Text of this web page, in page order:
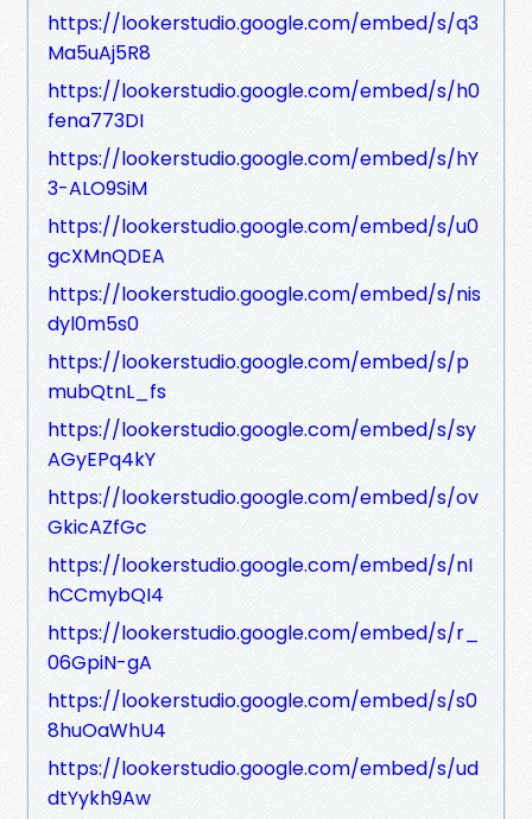
https://lookerstudio.google.com/embed/s/q3
Ma5uAj5R8
https://lookerstudio.google.com/embed/s/h0
fena773DI
https://lookerstudio.google.com/embed/s/hY
3-ALO9SiM
https://lookerstudio.google.com/embed/s/u0
gcXMnQDEA
https://lookerstudio.google.com/embed/s/nis
dyl0m5s0
https://lookerstudio.google.com/embed/s/p
mubQtnL_fs
https://lookerstudio.google.com/embed/s/sy
AGyEPq4kY
https://lookerstudio.google.com/embed/s/ov
GkicAZfGc
https://lookerstudio.google.com/embed/s/nI
hCCmybQI4
https://lookerstudio.google.com/embed/s/r_
06GpiN-gA
https://lookerstudio.google.com/embed/s/s0
8huOaWhU4
https://lookerstudio.google.com/embed/s/ud
dtYykh9Aw